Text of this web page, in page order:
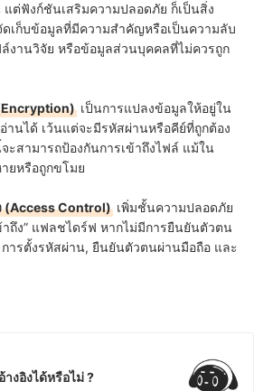
ต่ฟังก์ชันเสริมความปลอดภัย ก็เป็นสิ่ง
ดเก็บข้อมูลที่มีความสำคัญหรือเป็นความลับ
ล์งานวิจัย หรือข้อมูลส่วนบุคคลที่ไม่ควรถูก
เป็นการแปลงข้อมูลให้อยู่ใน
านได้ เว้นแต่จะมีรหัสผ่านหรือคีย์ที่ถูกต้อง
ะสามารถป้องกันการเข้าถึงไฟล์ แม้ใน
ยหรือถูกขโมย
(Access Control) เพิ่มชั้นความปลอดภัย
าถึง” แฟลชไดร์ฟ หากไม่มีการยืนยันตัวตน
การตั้งรหัสผ่าน, ยืนยันตัวตนผ่านมือถือ และ
งอิงได้หรือไม่ ?